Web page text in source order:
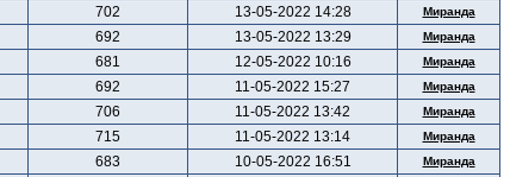
702 13-05-2022 14:28 Миранда
692 13-05-2022 13:29 Миранда
681 12-05-2022 10:16 Миранда
692 11-05-2022 15:27 Миранда
706 11-05-2022 13:42 Миранда
715 11-05-2022 13:14 Миранда
683 10-05-2022 16:51 Миранда